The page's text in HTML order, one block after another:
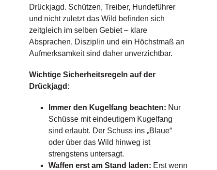
Drückjagd. Schützen, Treiber, Hundeführer
und nicht zuletzt das Wild befinden sich
zeitgleich im selben Gebiet – klare
Absprachen, Disziplin und ein Höchstmaß an
Aufmerksamkeit sind daher unverzichtbar.
Wichtige Sicherheitsregeln auf der
Drückjagd:
Immer den Kugelfang beachten: Nur
Schüsse mit eindeutigem Kugelfang
sind erlaubt. Der Schuss ins „Blaue“
oder über das Wild hinweg ist
strengstens untersagt.
Waffen erst am Stand laden: Erst wenn